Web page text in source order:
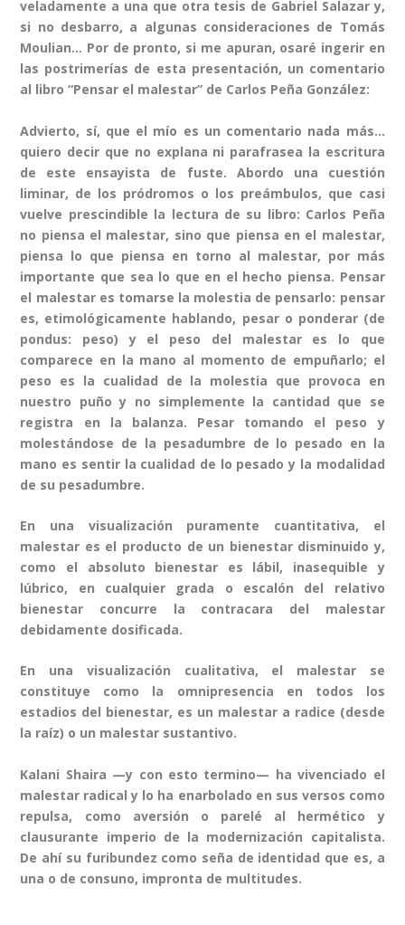
veladamente a una que otra tesis de Gabriel Salazar y,
si no desbarro, a algunas consideraciones de Tomás
Moulian… Por de pronto, si me apuran, osaré ingerir en
las postrimerías de esta presentación, un comentario
al libro “Pensar el malestar” de Carlos Peña González:
Advierto, sí, que el mío es un comentario nada más…
quiero decir que no explana ni parafrasea la escritura
de este ensayista de fuste. Abordo una cuestión
liminar, de los pródromos o los preámbulos, que casi
vuelve prescindible la lectura de su libro: Carlos Peña
no piensa el malestar, sino que piensa en el malestar,
piensa lo que piensa en torno al malestar, por más
importante que sea lo que en el hecho piensa. Pensar
el malestar es tomarse la molestia de pensarlo: pensar
es, etimológicamente hablando, pesar o ponderar (de
pondus: peso) y el peso del malestar es lo que
comparece en la mano al momento de empuñarlo; el
peso es la cualidad de la molestia que provoca en
nuestro puño y no simplemente la cantidad que se
registra en la balanza. Pesar tomando el peso y
molestándose de la pesadumbre de lo pesado en la
mano es sentir la cualidad de lo pesado y la modalidad
de su pesadumbre.
En una visualización puramente cuantitativa, el
malestar es el producto de un bienestar disminuido y,
como el absoluto bienestar es lábil, inasequible y
lúbrico, en cualquier grada o escalón del relativo
bienestar concurre la contracara del malestar
debidamente dosificada.
En una visualización cualitativa, el malestar se
constituye como la omnipresencia en todos los
estadios del bienestar, es un malestar a radice (desde
la raíz) o un malestar sustantivo.
Kalani Shaira —y con esto termino— ha vivenciado el
malestar radical y lo ha enarbolado en sus versos como
repulsa, como aversión o parelé al hermético y
clausurante imperio de la modernización capitalista.
De ahí su furibundez como seña de identidad que es, a
una o de consuno, impronta de multitudes.